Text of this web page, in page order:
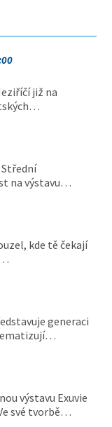
již na
Střední
na výstavu…
kde tě čekají
generaci
výstavu Exuvie
své tvorbě…